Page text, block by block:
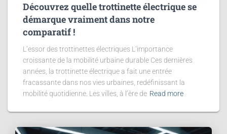
Découvrez quelle trottinette électrique se
démarque vraiment dans notre
comparatif !
L’essor des trottinettes électriques L’importance
croissante de la mobilité urbaine durable Ces dernières
années, la trottinette électrique a fait une entrée
fracassante dans nos vies urbaines, redéfinissant la
mobilité quotidienne. Les villes, à l’ère de Read more